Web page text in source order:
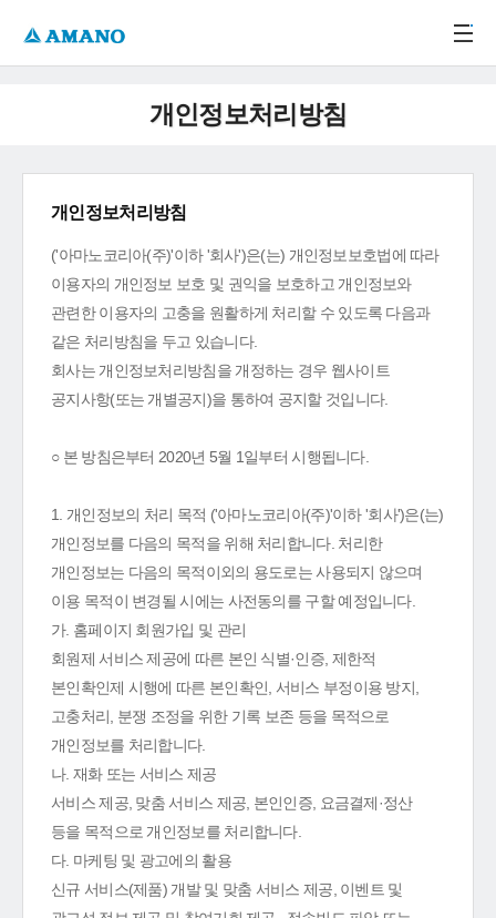
개인정보처리방침
개인정보처리방침
('아마노코리아(주)'이하 '회사')은(는) 개인정보보호법에 따라
이용자의 개인정보 보호 및 권익을 보호하고 개인정보와
관련한 이용자의 고충을 원활하게 처리할 수 있도록 다음과
같은 처리방침을 두고 있습니다.
회사는 개인정보처리방침을 개정하는 경우 웹사이트
공지사항(또는 개별공지)을 통하여 공지할 것입니다.
○ 본 방침은부터 2020년 5월 1일부터 시행됩니다.
1. 개인정보의 처리 목적 ('아마노코리아(주)'이하 '회사')은(는)
개인정보를 다음의 목적을 위해 처리합니다. 처리한
개인정보는 다음의 목적이외의 용도로는 사용되지 않으며
이용 목적이 변경될 시에는 사전동의를 구할 예정입니다.
가. 홈페이지 회원가입 및 관리
회원제 서비스 제공에 따른 본인 식별·인증, 제한적
본인확인제 시행에 따른 본인확인, 서비스 부정이용 방지,
고충처리, 분쟁 조정을 위한 기록 보존 등을 목적으로
개인정보를 처리합니다.
나. 재화 또는 서비스 제공
서비스 제공, 맞춤 서비스 제공, 본인인증, 요금결제·정산
등을 목적으로 개인정보를 처리합니다.
다. 마케팅 및 광고에의 활용
신규 서비스(제품) 개발 및 맞춤 서비스 제공, 이벤트 및